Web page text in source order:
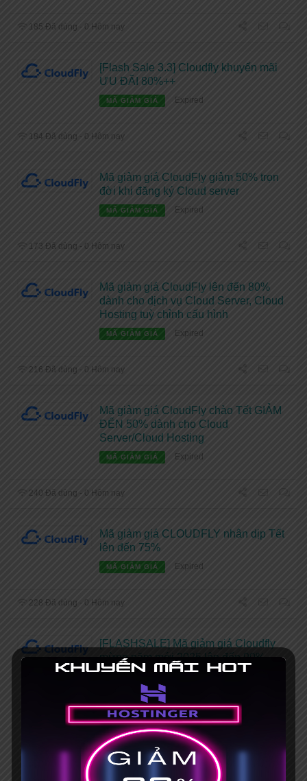
185 Đã dùng - 0 Hôm nay
[Flash Sale 3.3] Cloudfly khuyến mãi
ƯU ĐÃI 80%++
MÃ GIẢM GIÁ Expired
184 Đã dùng - 0 Hôm nay
Mã giảm giá CloudFly giảm 50% trọn
đời khi đăng ký Cloud server
MÃ GIẢM GIÁ Expired
173 Đã dùng - 0 Hôm nay
Mã giảm giá CloudFly lên đến 80%
dành cho dịch vụ Cloud Server, Cloud
Hosting tuỳ chỉnh cấu hình
MÃ GIẢM GIÁ Expired
216 Đã dùng - 0 Hôm nay
Mã giảm giá CloudFly chào Tết GIẢM
ĐẾN 50% dành cho Cloud
Server/Cloud Hosting
MÃ GIẢM GIÁ Expired
240 Đã dùng - 0 Hôm nay
Mã giảm giá CLOUDFLY nhân dịp Tết
lên đến 75%
MÃ GIẢM GIÁ Expired
228 Đã dùng - 0 Hôm nay
[FLASHSALE] Mã giảm giá Cloudfly
mừng năm mới 2025 lên đến 90%
180 Đã dùng - 0 Hôm nay
Deal giảm giá Cloudfly nhân dịp giáng
sinh: Cloud Server và Cloud Hosting